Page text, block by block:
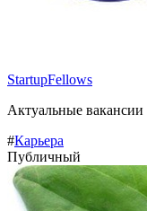
StartupFellows
Актуальные вакансии
#Карьера
Публичный